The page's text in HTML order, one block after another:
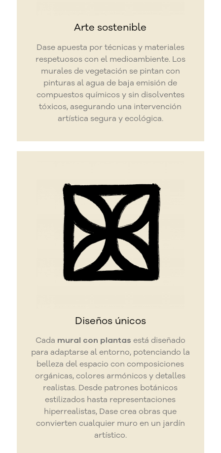
Arte sostenible
Dase apuesta por técnicas y materiales
respetuosos con el medioambiente. Los
murales de vegetación se pintan con
pinturas al agua de baja emisión de
compuestos químicos y sin disolventes
tóxicos, asegurando una intervención
artística segura y ecológica.
Diseños únicos
Cada mural con plantas está diseñado
para adaptarse al entorno, potenciando la
belleza del espacio con composiciones
orgánicas, colores armónicos y detalles
realistas. Desde patrones botánicos
estilizados hasta representaciones
hiperrealistas, Dase crea obras que
convierten cualquier muro en un jardín
artístico.